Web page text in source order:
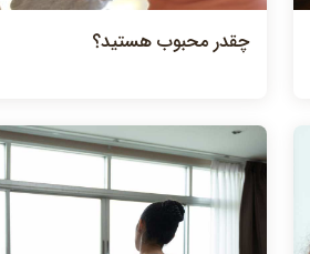
چقدر محبوب هستيد؟